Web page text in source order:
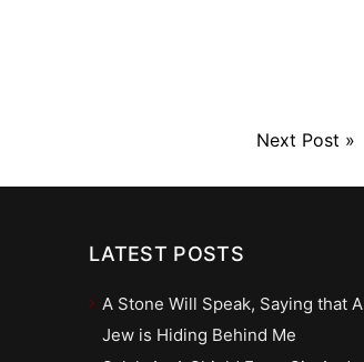
Next Post »
LATEST POSTS
A Stone Will Speak, Saying that A
Jew is Hiding Behind Me